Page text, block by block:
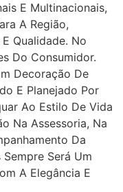
E Multinacionais,
A Região,
Qualidade. No
Do Consumidor.
Decoração De
E Planejado Por
Ao Estilo De Vida
Na Assessoria, Na
Da
Será Um
A Elegância E